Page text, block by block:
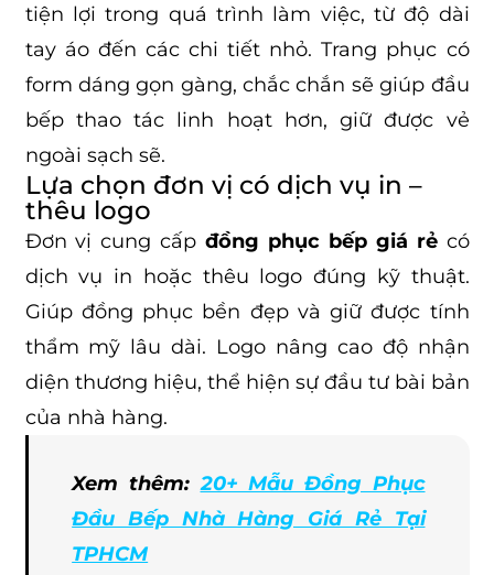
tiện lợi trong quá trình làm việc, từ độ dài
tay áo đến các chi tiết nhỏ. Trang phục có
form dáng gọn gàng, chắc chắn sẽ giúp đầu
bếp thao tác linh hoạt hơn, giữ được vẻ
ngoài sạch sẽ.
Lựa chọn đơn vị có dịch vụ in –
thêu logo
Đơn vị cung cấp đồng phục bếp giá rẻcó
dịch vụ in hoặc thêu logo đúng kỹ thuật.
Giúp đồng phục bền đẹp và giữ được tính
thẩm mỹ lâu dài. Logo nâng cao độ nhận
diện thương hiệu, thể hiện sự đầu tư bài bản
của nhà hàng.
Xem thêm:20+ Mẫu Đồng Phục
Đầu Bếp Nhà Hàng Giá Rẻ Tại
TPHCM